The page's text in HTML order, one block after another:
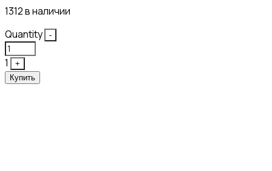
1312 в наличии
Quantity
-
1
+
Купить